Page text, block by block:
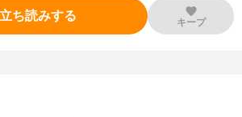
ち読みする キープ